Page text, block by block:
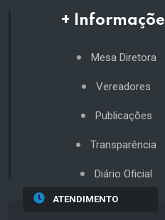
+
Mesa Diretora
Vereadores
Publicações
Transparência
Diário Oficial
ATENDIMENTO